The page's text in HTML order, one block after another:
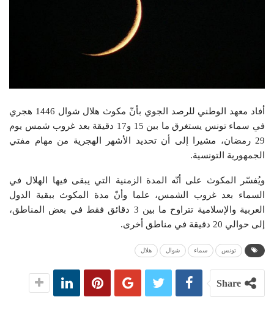
أفاد معهد الوطني للرصد الجوي بأنّ مكوث هلال شوال 1446 هجري
في سماء تونس يستغرق ما بين 15 و17 دقيقة بعد غروب شمس يوم
29 رمضان، مشيرا إلى أن تحديد الأشهر الهجرية من مهام مفتي
الجمهورية التونسية.
ويُفسّر المكوث على أنّه المدة الزمنية التي يبقى فيها الهلال في
السماء بعد غروب الشمس، علما وأنّ مدة المكوث ببقية الدول
العربية والإسلامية تتراوح ما بين 3 دقائق فقط في بعض المناطق،
إلى حوالي 20 دقيقة في مناطق أخرى.
تونس سماء شوال هلال
Share